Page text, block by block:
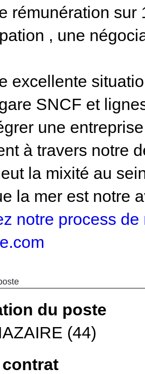
sur
, une
SNCF et
une entreprise
à travers notre
la mixité au
la mer est notre
notre process
du poste
(44)
contrat